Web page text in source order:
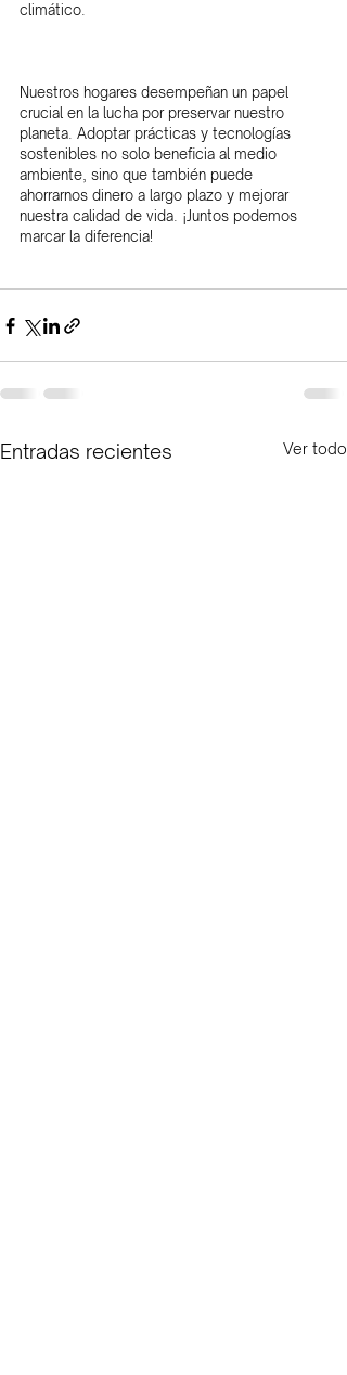
climático.
Nuestros hogares desempeñan un papel
crucial en la lucha por preservar nuestro
planeta. Adoptar prácticas y tecnologías
sostenibles no solo beneficia al medio
ambiente, sino que también puede
ahorrarnos dinero a largo plazo y mejorar
nuestra calidad de vida. ¡Juntos podemos
marcar la diferencia!
Entradas recientes Ver todo